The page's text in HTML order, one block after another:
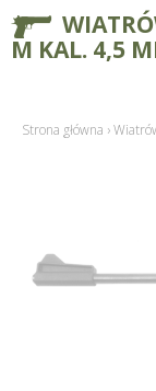
M KAL. 4,5
Strona główna ›